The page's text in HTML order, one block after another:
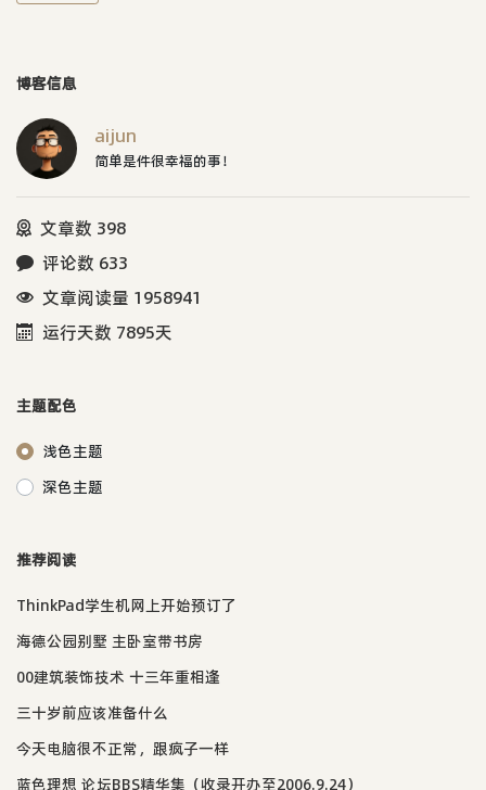
博客信息
aijun
简单是件很幸福的事！
文章数 398
评论数 633
文章阅读量 1958941
运行天数 7895天
主题配色
浅色主题
深色主题
推荐阅读
ThinkPad学生机网上开始预订了
海德公园别墅 主卧室带书房
00建筑装饰技术 十三年重相逢
三十岁前应该准备什么
今天电脑很不正常，跟疯子一样
蓝色理想 论坛BBS精华集（收录开办至2006.9.24）